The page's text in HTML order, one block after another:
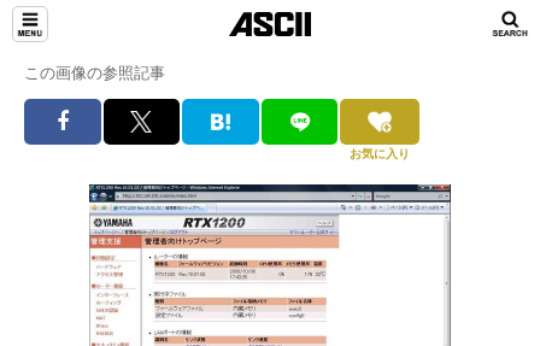
この画像の参照記事
お気に入り